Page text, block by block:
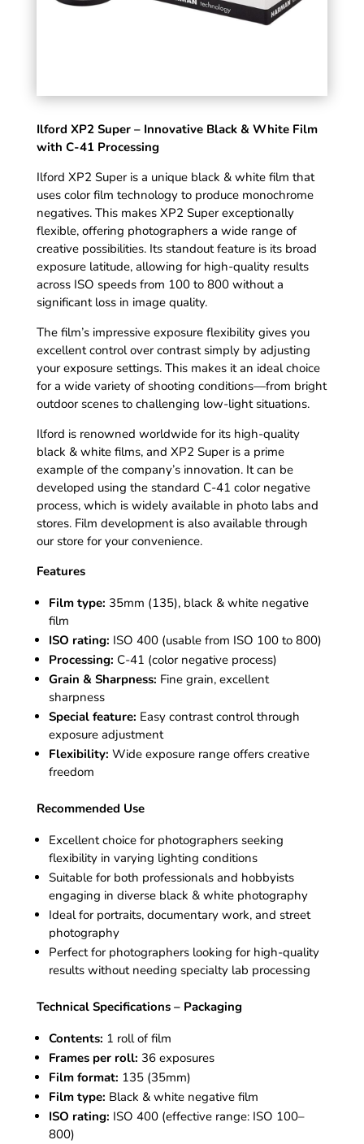
Ilford XP2 Super – Innovative Black & White Film
with C-41 Processing
Ilford XP2 Super is a unique black & white film that
uses color film technology to produce monochrome
negatives. This makes XP2 Super exceptionally
flexible, offering photographers a wide range of
creative possibilities. Its standout feature is its broad
exposure latitude, allowing for high-quality results
across ISO speeds from 100 to 800 without a
significant loss in image quality.
The film’s impressive exposure flexibility gives you
excellent control over contrast simply by adjusting
your exposure settings. This makes it an ideal choice
for a wide variety of shooting conditions—from bright
outdoor scenes to challenging low-light situations.
Ilford is renowned worldwide for its high-quality
black & white films, and XP2 Super is a prime
example of the company’s innovation. It can be
developed using the standard C-41 color negative
process, which is widely available in photo labs and
stores. Film development is also available through
our store for your convenience.
Features
Film type: 35mm (135), black & white negative
film
ISO rating: ISO 400 (usable from ISO 100 to 800)
Processing: C-41 (color negative process)
Grain & Sharpness: Fine grain, excellent
sharpness
Special feature: Easy contrast control through
exposure adjustment
Flexibility: Wide exposure range offers creative
freedom
Recommended Use
Excellent choice for photographers seeking
flexibility in varying lighting conditions
Suitable for both professionals and hobbyists
engaging in diverse black & white photography
Ideal for portraits, documentary work, and street
photography
Perfect for photographers looking for high-quality
results without needing specialty lab processing
Technical Specifications – Packaging
Contents: 1 roll of film
Frames per roll: 36 exposures
Film format: 135 (35mm)
Film type: Black & white negative film
ISO rating: ISO 400 (effective range: ISO 100–
800)